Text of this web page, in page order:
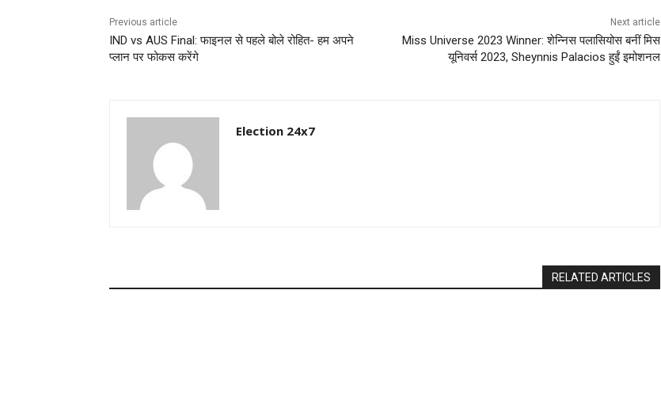
Previous article
IND vs AUS Final: फाइनल से पहले बोले रोहित- हम अपने
प्लान पर फोकस करेंगे
Next article
Miss Universe 2023 Winner: शेन्निस पलासियोस बनीं मिस
यूनिवर्स 2023, Sheynnis Palacios हुईं इमोशनल
Election 24x7
RELATED ARTICLES